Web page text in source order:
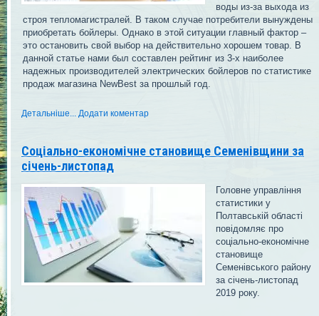
воды из-за выхода из
строя тепломагистралей. В таком случае потребители вынуждены
приобретать бойлеры. Однако в этой ситуации главный фактор –
это остановить свой выбор на действительно хорошем товар. В
данной статье нами был составлен рейтинг из 3-х наиболее
надежных производителей электрических бойлеров по статистике
продаж магазина NewBest за прошлый год.
Детальніше... Додати коментар
Соціально-економічне становище Семенівщини за
січень-листопад
Головне управління
статистики у
Полтавській області
повідомляє про
соціально-економічне
становище
Семенівського району
за січень-листопад
2019 року.